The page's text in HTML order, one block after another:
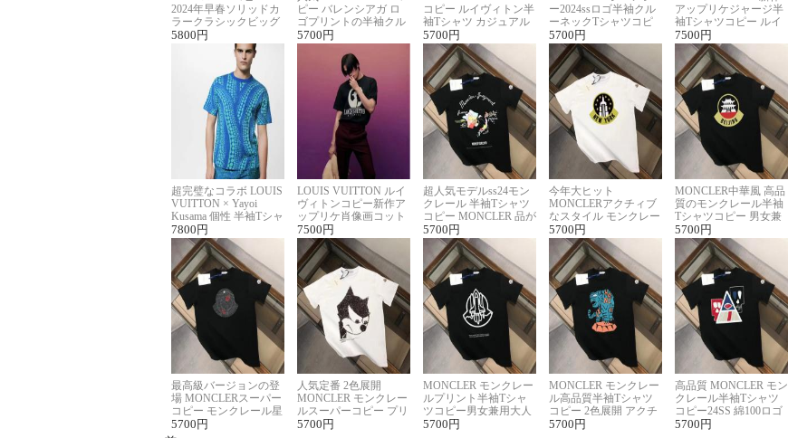
2024年早春ソリッドカ
ラークラシックビッグ
ロゴ刺繍Tシャツ
5800 円
ピー バレンシアガ ロ
ゴプリントの半袖クル
ーネックTシャツ
5700 円
コピー ルイヴィトン半
袖Tシャツ カジュアル
に馴染む 2色展開
5700 円
ー2024ssロゴ半袖クル
ーネックTシャツコピ
ー ユニセックス
5700 円
アップリケジャージ半
袖Tシャツコピー ルイ
ヴィトン着回し抜群
7500 円
超完璧なコラボ LOUIS
VUITTON × Yayoi
Kusama 個性 半袖Tシャ
ツコピー男女兼用
7800 円
LOUIS VUITTON ルイ
ヴィトンコピー新作ア
ップリケ肖像画コット
ンニット半袖Tシャツ
7500 円
超人気モデルss24モン
クレール 半袖Tシャツ
コピー MONCLER 品が
良く見た目
5700 円
今年大ヒット
MONCLERアクチィブ
なスタイル モンクレー
ルコピー半袖Tシャツ
5700 円
MONCLER中華風 高品
質のモンクレール半袖
Tシャツコピー 男女兼
用 着回し抜群
5700 円
最高級バージョンの登
場 MONCLERスーパー
コピー モンクレール星
座半袖Tシャツ
5700 円
人気定番 2色展開
MONCLER モンクレー
ルスーパーコピー プリ
ント半袖Tシャツ
5700 円
MONCLER モンクレー
ルプリント半袖Tシャ
ツコピー男女兼用大人
可愛い春夏コーデ
5700 円
MONCLER モンクレー
ル高品質半袖Tシャツ
コピー 2色展開 アクチ
ィブなスタイル
5700 円
高品質 MONCLER モン
クレール半袖Tシャツ
コピー24SS 綿100ロゴ
プリント 2色展開
5700 円